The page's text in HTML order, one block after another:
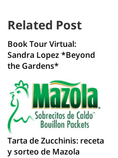
Related Post
Book Tour Virtual:
Sandra Lopez *Beyond
the Gardens*
Tarta de Zucchinis: receta
y sorteo de Mazola